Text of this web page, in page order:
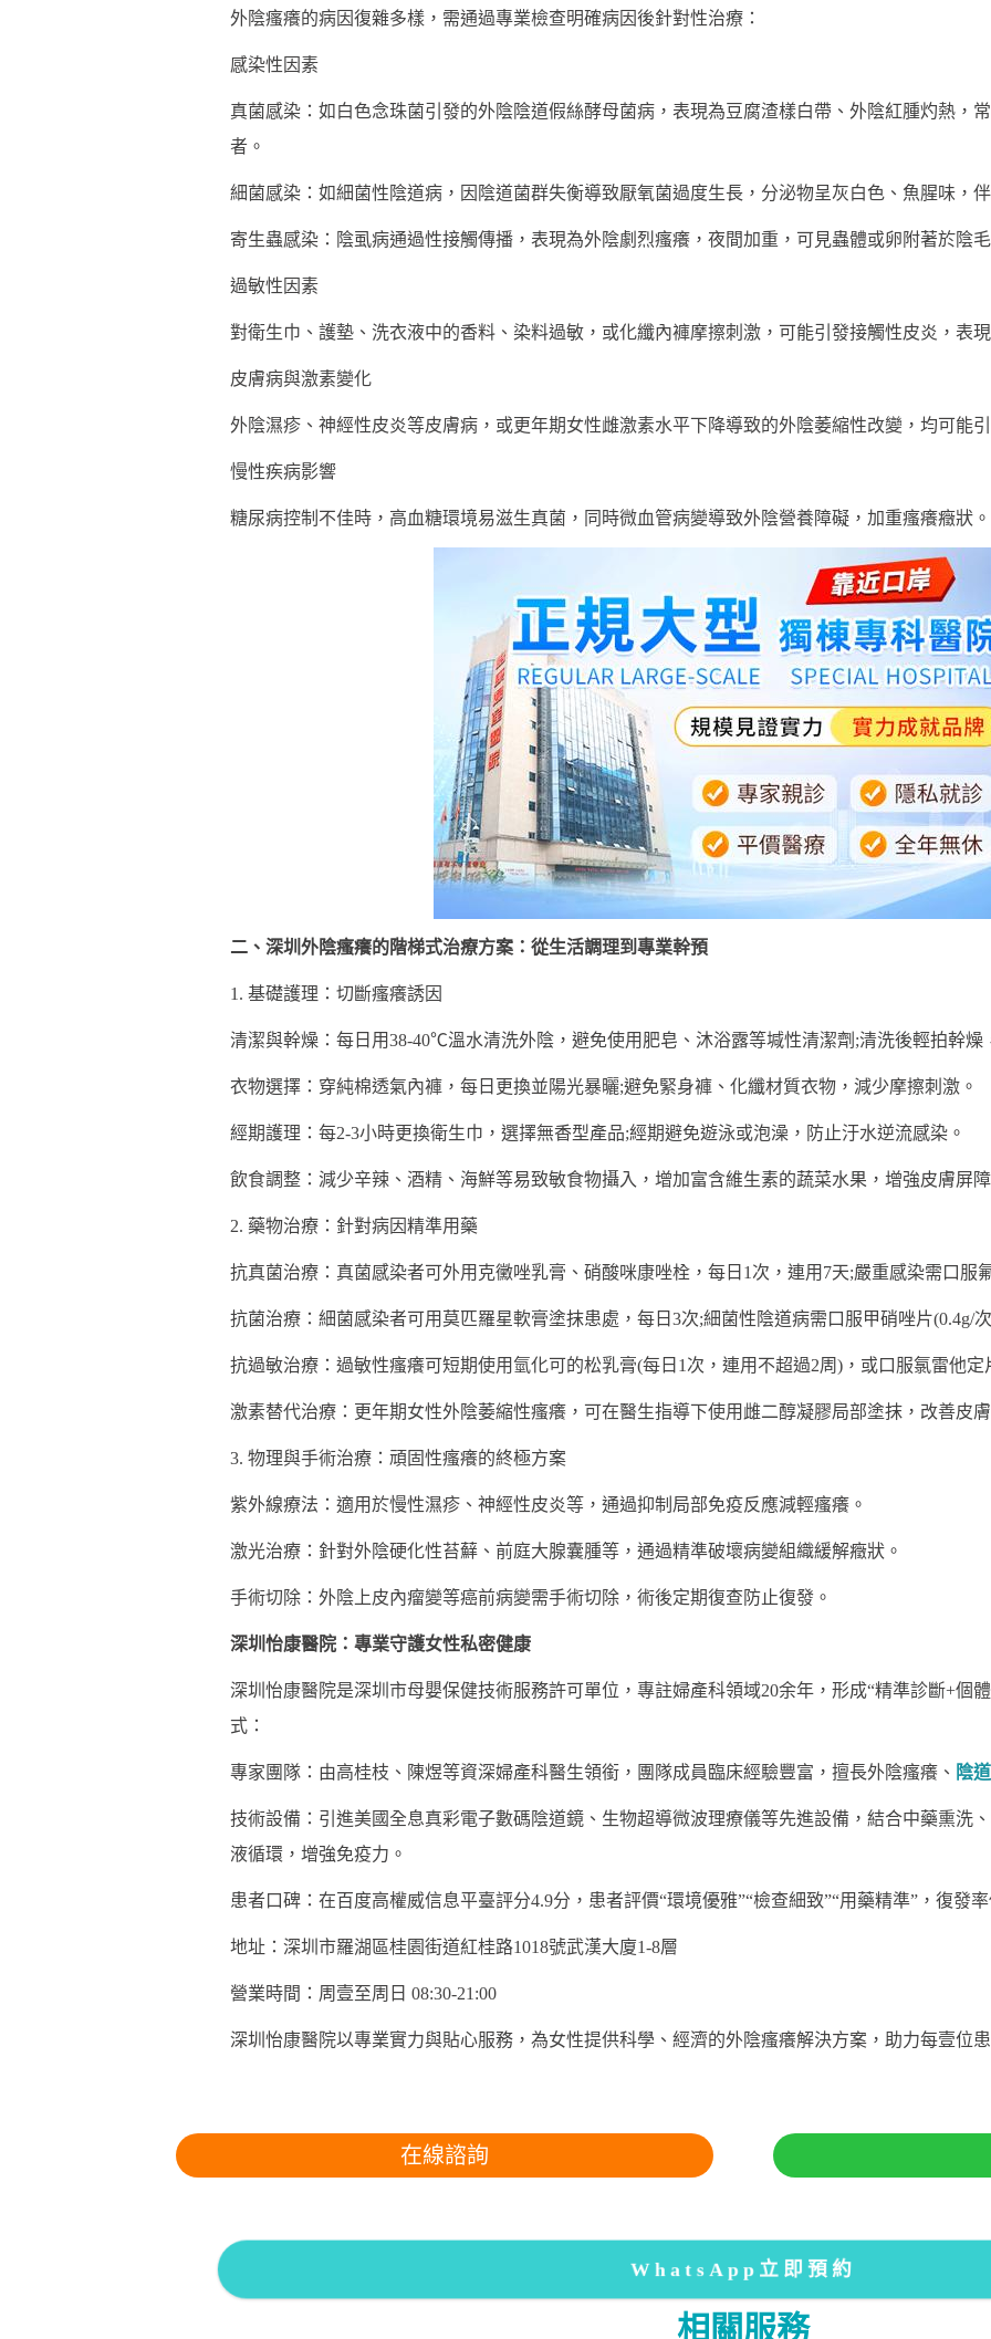
外陰瘙癢的病因復雜多樣，需通過專業檢查明確病因後針對性治療：
感染性因素
真菌感染：如白色念珠菌引發的外陰陰道假絲酵母菌病，表現為豆腐渣樣白帶、外陰紅腫灼熱，
者。
細菌感染：如細菌性陰道病，因陰道菌群失衡導致厭氧菌過度生長，分泌物呈灰白色、魚腥味，
寄生蟲感染：陰虱病通過性接觸傳播，表現為外陰劇烈瘙癢，夜間加重，可見蟲體或卵附著於陰
過敏性因素
對衛生巾、護墊、洗衣液中的香料、染料過敏，或化纖內褲摩擦刺激，可能引發接觸性皮炎，表
皮膚病與激素變化
外陰濕疹、神經性皮炎等皮膚病，或更年期女性雌激素水平下降導致的外陰萎縮性改變，均可能
慢性疾病影響
糖尿病控制不佳時，高血糖環境易滋生真菌，同時微血管病變導致外陰營養障礙，加重瘙癢癥狀。
二、深圳外陰瘙癢的階梯式治療方案：從生活調理到專業幹預
1. 基礎護理：切斷瘙癢誘因
清潔與幹燥：每日用38-40℃溫水清洗外陰，避免使用肥皂、沐浴露等堿性清潔劑;清洗後輕拍幹燥
衣物選擇：穿純棉透氣內褲，每日更換並陽光暴曬;避免緊身褲、化纖材質衣物，減少摩擦刺激。
經期護理：每2-3小時更換衛生巾，選擇無香型產品;經期避免遊泳或泡澡，防止汙水逆流感染。
飲食調整：減少辛辣、酒精、海鮮等易致敏食物攝入，增加富含維生素的蔬菜水果，增強皮膚屏
2. 藥物治療：針對病因精準用藥
抗真菌治療：真菌感染者可外用克黴唑乳膏、硝酸咪康唑栓，每日1次，連用7天;嚴重感染需口服
抗菌治療：細菌感染者可用莫匹羅星軟膏塗抹患處，每日3次;細菌性陰道病需口服甲硝唑片(0.4g/
抗過敏治療：過敏性瘙癢可短期使用氫化可的松乳膏(每日1次，連用不超過2周)，或口服氯雷他定
激素替代治療：更年期女性外陰萎縮性瘙癢，可在醫生指導下使用雌二醇凝膠局部塗抹，改善皮
3. 物理與手術治療：頑固性瘙癢的終極方案
紫外線療法：適用於慢性濕疹、神經性皮炎等，通過抑制局部免疫反應減輕瘙癢。
激光治療：針對外陰硬化性苔蘚、前庭大腺囊腫等，通過精準破壞病變組織緩解癥狀。
手術切除：外陰上皮內瘤變等癌前病變需手術切除，術後定期復查防止復發。
深圳怡康醫院：專業守護女性私密健康
深圳怡康醫院是深圳市母嬰保健技術服務許可單位，專註婦產科領域20余年，形成“精準診斷+個
式：
專家團隊：由高桂枝、陳煜等資深婦產科醫生領銜，團隊成員臨床經驗豐富，擅長外陰瘙癢、 陰
技術設備：引進美國全息真彩電子數碼陰道鏡、生物超導微波理療儀等先進設備，結合中藥熏洗
液循環，增強免疫力。
患者口碑：在百度高權威信息平臺評分4.9分，患者評價“環境優雅”“檢查細致”“用藥精準”，復發
地址：深圳市羅湖區桂園街道紅桂路1018號武漢大廈1-8層
營業時間：周壹至周日 08:30-21:00
深圳怡康醫院以專業實力與貼心服務，為女性提供科學、經濟的外陰瘙癢解決方案，助力每壹位
在線諮詢
WhatsApp立即預約
相關服務